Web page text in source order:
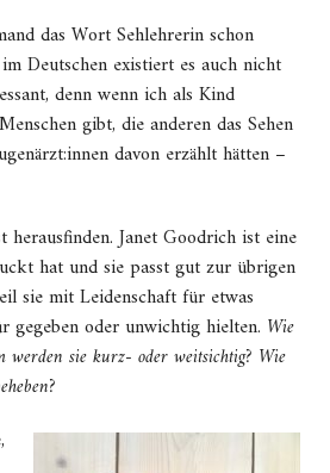
das Wort Sehlehrerin schon
Deutschen existiert es auch nicht
denn wenn ich als Kind
gibt, die anderen das Sehen
davon erzählt hätten –
herausfinden. Janet Goodrich ist eine
hat und sie passt gut zur übrigen
sie mit Leidenschaft für etwas
gegeben oder unwichtig hielten. Wie
werden sie kurz- oder weitsichtig? Wie